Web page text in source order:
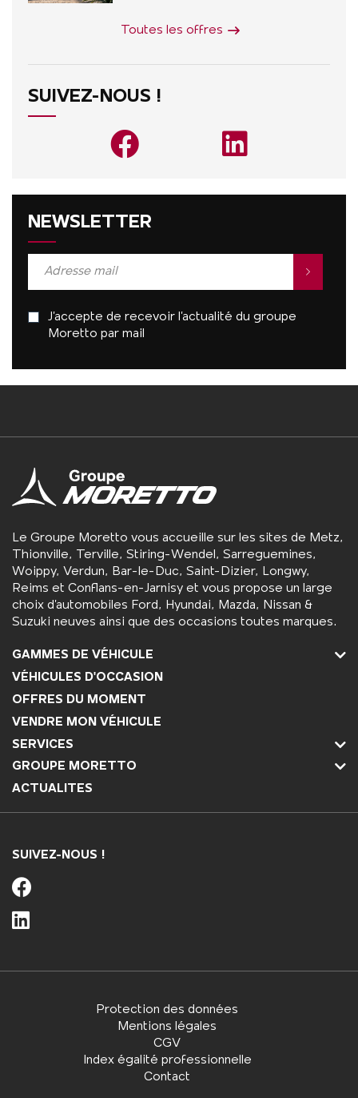
Toutes les offres
SUIVEZ-NOUS !
NEWSLETTER
J’accepte de recevoir l’actualité du groupe
Moretto par mail
Le Groupe Moretto vous accueille sur les sites de Metz,
Thionville, Terville, Stiring-Wendel, Sarreguemines,
Woippy, Verdun, Bar-le-Duc, Saint-Dizier, Longwy,
Reims et Conflans-en-Jarnisy et vous propose un large
choix d’automobiles Ford, Hyundai, Mazda, Nissan &
Suzuki neuves ainsi que des occasions toutes marques.
GAMMES DE VÉHICULE
VÉHICULES D'OCCASION
OFFRES DU MOMENT
VENDRE MON VÉHICULE
SERVICES
GROUPE MORETTO
ACTUALITES
SUIVEZ-NOUS !
Protection des données
Mentions légales
CGV
Index égalité professionnelle
Contact